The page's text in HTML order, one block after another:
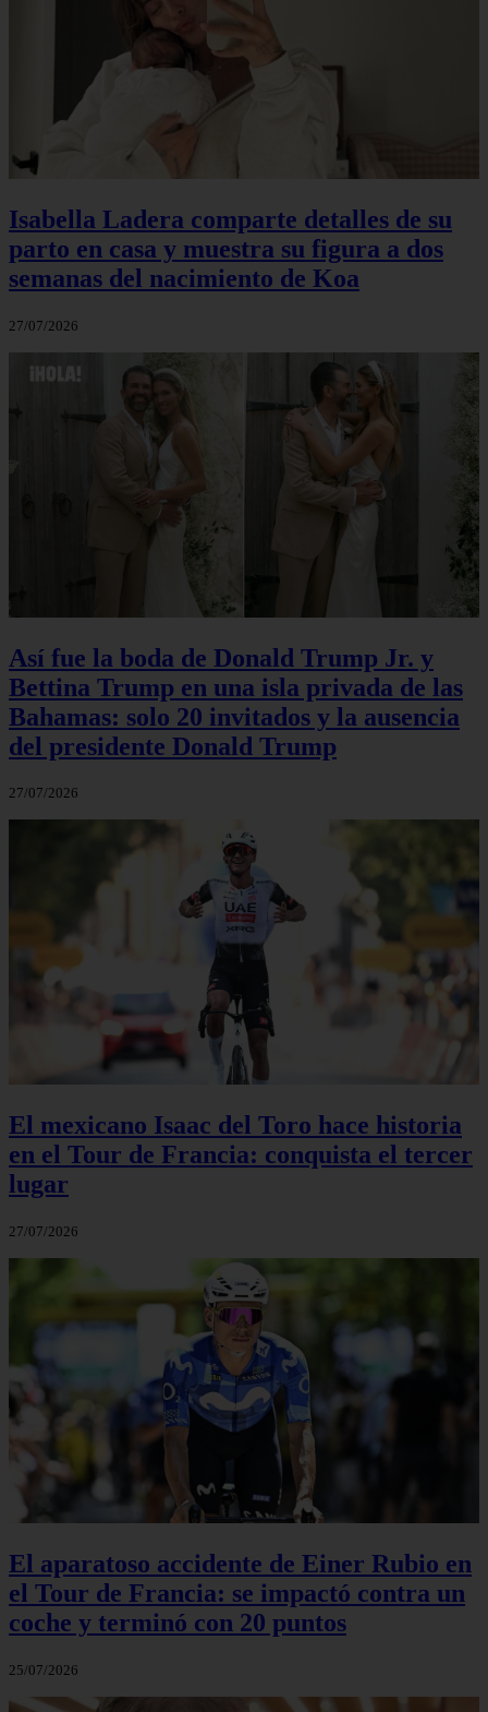
Isabella Ladera comparte detalles de su
parto en casa y muestra su figura a dos
semanas del nacimiento de Koa
27/07/2026
Así fue la boda de Donald Trump Jr. y
Bettina Trump en una isla privada de las
Bahamas: solo 20 invitados y la ausencia
del presidente Donald Trump
27/07/2026
El mexicano Isaac del Toro hace historia
en el Tour de Francia: conquista el tercer
lugar
27/07/2026
El aparatoso accidente de Einer Rubio en
el Tour de Francia: se impactó contra un
coche y terminó con 20 puntos
25/07/2026